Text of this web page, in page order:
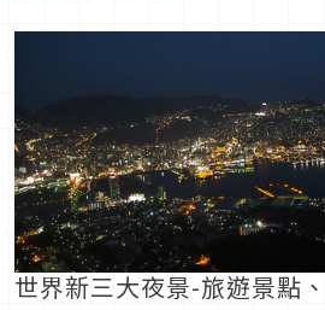
世界新三大夜景-旅遊景點